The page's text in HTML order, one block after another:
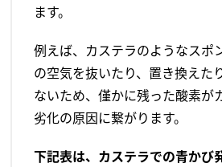
ます。
例えば、カステラのようなスポ
の空気を抜いたり、置き換えた
ないため、僅かに残った酸素が
劣化の原因に繋がります。
下記表は、カステラでの青かび